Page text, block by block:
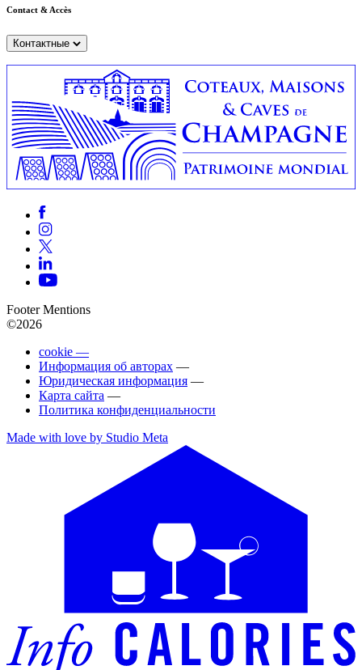
Contact & Accès
Контактные
Footer Mentions
©2026
cookie —
Информация об авторах —
Юридическая информация —
Карта сайта —
Политика конфиденциальности
Made with love by Studio Meta